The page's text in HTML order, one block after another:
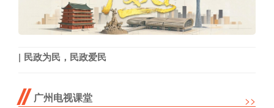
民政为民，民政爱民
广州电视课堂 >>